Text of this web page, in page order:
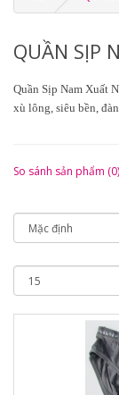
QUẦN SỊP
Quần Sịp Nam Xuất
xù lông, siêu bền,
So sánh sản phẩm (0)